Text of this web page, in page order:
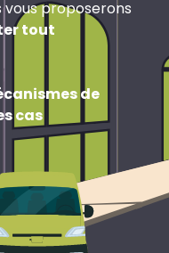
vous proposerons
tout
de
cas